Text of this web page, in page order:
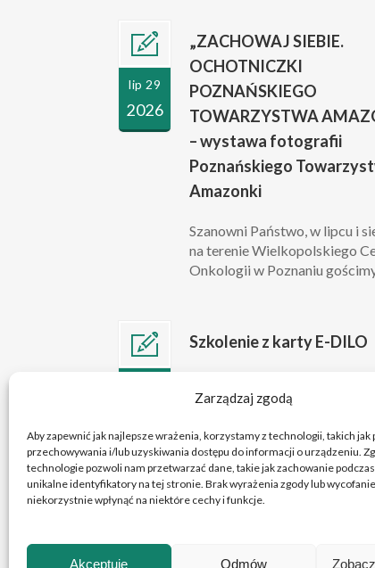
Zarządzaj zgodą
Aby zapewnić jak najlepsze wrażenia, korzystamy z technologii, takich jak
przechowywania i/lub uzyskiwania dostępu do informacji o urządzeniu.
technologie pozwoli nam przetwarzać dane, takie jak zachowanie
unikalne identyfikatory na tej stronie. Brak wyrażenia zgody lub
niekorzystnie wpłynąć na niektóre cechy i funkcje.
Akceptuję Odmów
lip 29
2026
„ZACHOWAJ SIEBIE.
OCHOTNICZKI
POZNAŃSKIEGO
TOWARZYSTWA
– wystawa fotografii
Poznańskiego
Amazonki
Szanowni Państwo, w lipcu i
na terenie Wielkopolskiego
Onkologii w Poznaniu
Szkolenie z karty E-DILO
przygotowaniami do wejścia w